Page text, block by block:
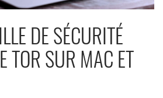
DE SÉCURITÉ
TOR SUR MAC ET